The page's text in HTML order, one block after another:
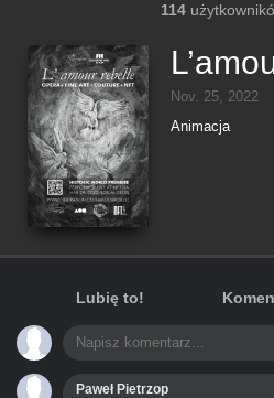
114
Nov. 25, 2022
Animacja
Lubię to!
Paweł Pietrzop